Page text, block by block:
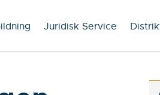
Juridisk Service